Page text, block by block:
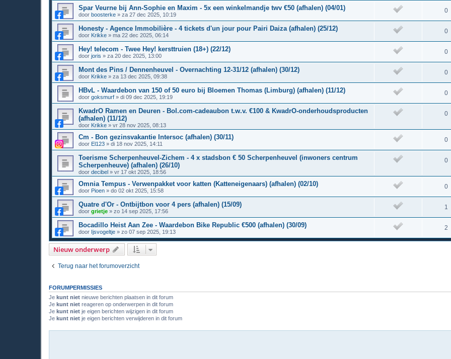
Spar Veurne bij Ann-Sophie en Maxim - 5x een winkelmandje twv €50 (afhalen) (04/01)
door boosterke » za 27 dec 2025, 10:19
0
Honesty - Agence Immobilière - 4 tickets d'un jour pour Pairi Daiza (afhalen) (25/12)
door Krikke » ma 22 dec 2025, 06:14
0
Hey! telecom - Twee Hey! kersttruien (18+) (22/12)
door joris » za 20 dec 2025, 13:00
0
Mont des Pins / Dennenheuvel - Overnachting 12-31/12 (afhalen) (30/12)
door Krikke » za 13 dec 2025, 09:38
0
HBvL - Waardebon van 150 of 50 euro bij Bloemen Thomas (Limburg) (afhalen) (11/12)
door goksmurf » di 09 dec 2025, 19:19
0
KwadrO Ramen en Deuren - Bol.com-cadeaubon t.w.v. €100 & KwadrO-onderhoudsproducten
(afhalen) (11/12)
door Krikke » vr 28 nov 2025, 08:13
0
Cm - Bon gezinsvakantie Intersoc (afhalen) (30/11)
door El123 » di 18 nov 2025, 14:11
0
Toerisme Scherpenheuvel-Zichem - 4 x stadsbon € 50 Scherpenheuvel (inwoners centrum
Scherpenheuve) (afhalen) (26/10)
door decibel » vr 17 okt 2025, 18:56
0
Omnia Tempus - Verwenpakket voor katten (Katteneigenaars) (afhalen) (02/10)
door Pioen » do 02 okt 2025, 15:58
0
Quatre d'Or - Ontbijtbon voor 4 pers (afhalen) (15/09)
door grietje » zo 14 sep 2025, 17:56
1
Bocadillo Heist Aan Zee - Waardebon Bike Republic €500 (afhalen) (30/09)
door Ijsvogeltje » zo 07 sep 2025, 19:13
2
Nieuw onderwerp
Terug naar het forumoverzicht
FORUMPERMISSIES
Je kunt niet nieuwe berichten plaatsen in dit forum
Je kunt niet reageren op onderwerpen in dit forum
Je kunt niet je eigen berichten wijzigen in dit forum
Je kunt niet je eigen berichten verwijderen in dit forum